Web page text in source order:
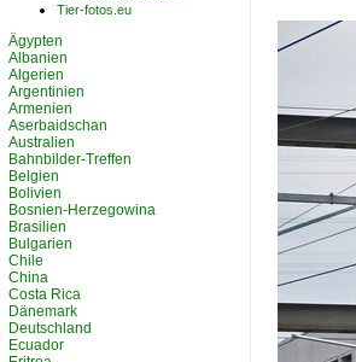
Tier-fotos.eu
Ägypten
Albanien
Algerien
Argentinien
Armenien
Aserbaidschan
Australien
Bahnbilder-Treffen
Belgien
Bolivien
Bosnien-Herzegowina
Brasilien
Bulgarien
Chile
China
Costa Rica
Dänemark
Deutschland
Ecuador